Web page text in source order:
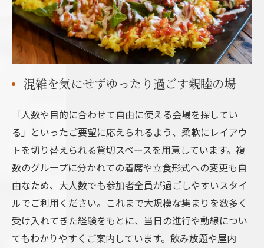
混雑を気にせずゆったり過ごす親睦の場
「人数や目的に合わせて自由に使える会場を探してい
る」といったご要望に応えられるよう、柔軟にレイアウ
トを切り替えられる貸切スペースを用意しています。複
数のグループに分かれての着席や立食形式への変更も自
由なため、大人数でも参加者全員が過ごしやすいスタイ
ルでご利用ください。これまで大規模な集まりを数多く
受け入れてきた経験をもとに、当日の進行や動線につい
てもわかりやすくご案内しています。飲み放題や屋内